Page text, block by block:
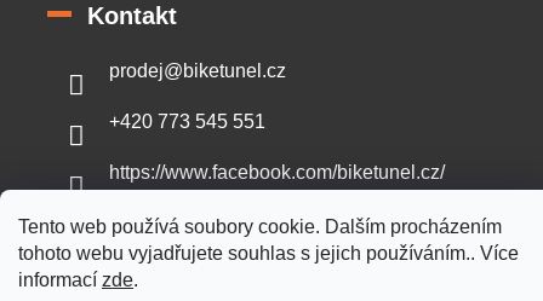
Tento web používá soubory cookie. Dalším procházením
tohoto webu vyjadřujete souhlas s jejich používáním.. Více
informací zde.
Kontakt
prodej@biketunel.cz
+420 773 545 551
https://www.facebook.com/biketunel.cz/